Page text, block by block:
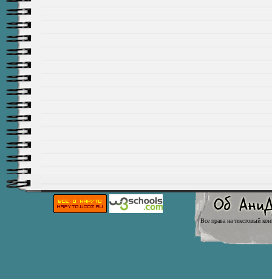
Все права на текстовый